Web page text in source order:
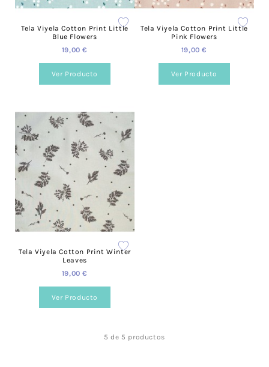
Tela Viyela Cotton Print Little
Blue Flowers
19,00 €
Ver Producto
Tela Viyela Cotton Print Little
Pink Flowers
19,00 €
Ver Producto
Tela Viyela Cotton Print Winter
Leaves
19,00 €
Ver Producto
5 de 5 productos